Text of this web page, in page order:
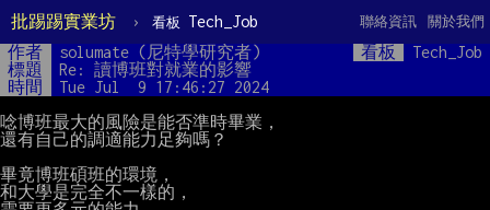
批踢踢實業坊 › 看板 Tech_Job 關於我們
聯絡資訊
作者 solumate (尼特學研究者) 看板
Tech_Job
標題
Re: 讀博班對就業的影響
時間
Tue Jul  9 17:46:27 2024
唸博班最大的風險是能否準時畢業，
還有自己的調適能力足夠嗎？
畢竟博班碩班的環境，
和大學是完全不一樣的，